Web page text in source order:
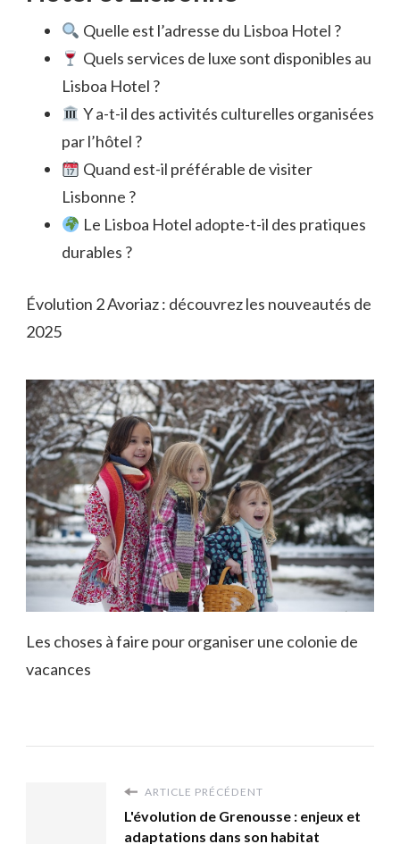
Quelle est l’adresse du Lisboa Hotel ?
Quels services de luxe sont disponibles au
Lisboa Hotel ?
Y a-t-il des activités culturelles organisées
par l’hôtel ?
Quand est-il préférable de visiter
Lisbonne ?
Le Lisboa Hotel adopte-t-il des pratiques
durables ?
Évolution 2 Avoriaz : découvrez les nouveautés de
2025
Les choses à faire pour organiser une colonie de
vacances
ARTICLE PRÉCÉDENT
L'évolution de Grenousse : enjeux et
adaptations dans son habitat